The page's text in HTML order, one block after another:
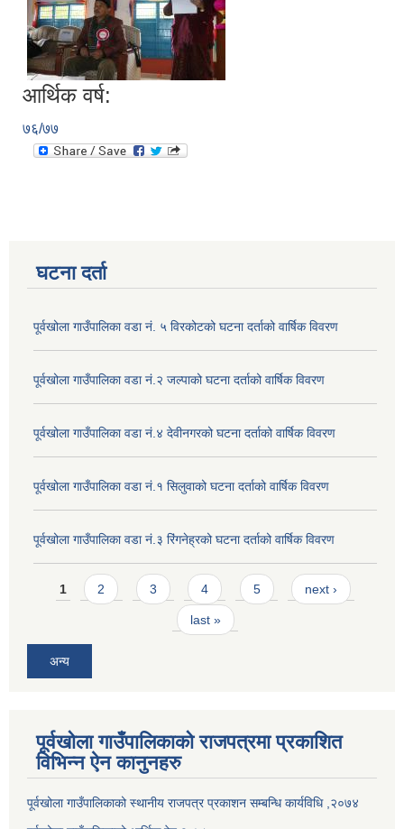
आर्थिक वर्ष:
७६/७७
घटना दर्ता
पूर्वखोला गाउँपालिका वडा नं. ५ विरकोटको घटना दर्ताको वार्षिक विवरण
पूर्वखोला गाउँपालिका वडा नं.२ जल्पाको घटना दर्ताको वार्षिक विवरण
पूर्वखोला गाउँपालिका वडा नं.४ देवीनगरको घटना दर्ताको वार्षिक विवरण
पूर्वखोला गाउँपालिका वडा नं.१ सिलुवाको घटना दर्ताको वार्षिक विवरण
पूर्वखोला गाउँपालिका वडा नं.३ रिंगनेह्रको घटना दर्ताको वार्षिक विवरण
Pages
1 2 3 4 5 next ›
last »
अन्य
पूर्वखोला गाउँपालिकाको राजपत्रमा प्रकाशित
विभिन्न ऐन कानुनहरु
पूर्वखोला गाउँपालिकाको स्थानीय राजपत्र प्रकाशन सम्बन्धि कार्यविधि ,२०७४